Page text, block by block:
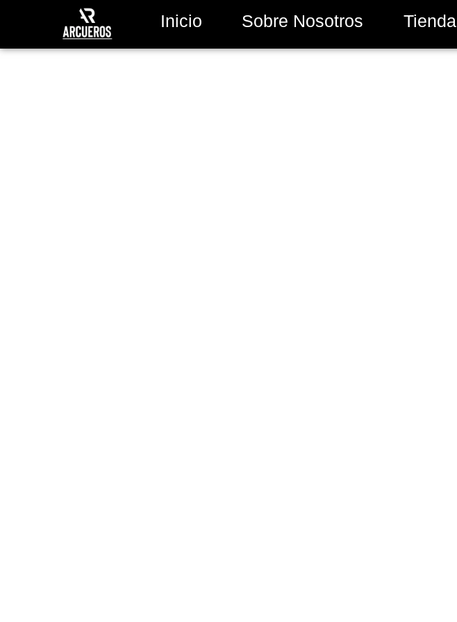
Inicio Sobre Nosotros Tienda